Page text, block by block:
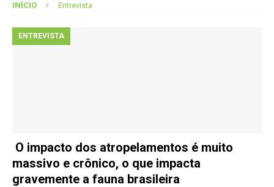
INÍCIO Entrevista
ENTREVISTA
O impacto dos atropelamentos é muito
massivo e crônico, o que impacta
gravemente a fauna brasileira